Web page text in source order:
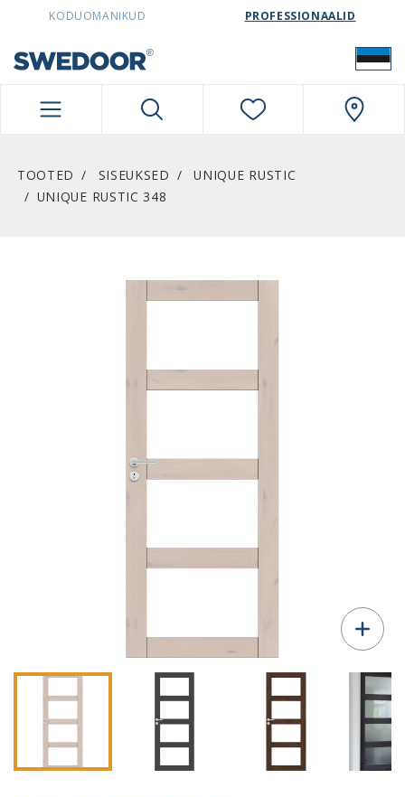
SWEDOORESTONIA NAVIGATION
KODUOMANIKUD PROFESSIONAALID
TOOTED SISEUKSED
UNIQUE RUSTIC
UNIQUE RUSTIC 348